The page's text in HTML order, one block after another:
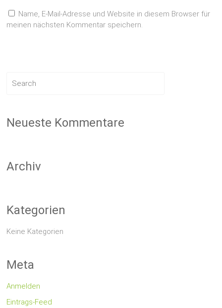
Name, E-Mail-Adresse und Website in diesem Browser für
meinen nächsten Kommentar speichern.
Neueste Kommentare
Archiv
Kategorien
Keine Kategorien
Meta
Anmelden
Eintrags-Feed